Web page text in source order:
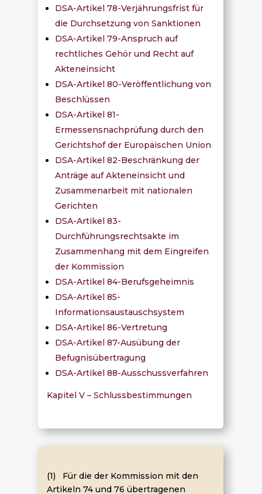
DSA-Artikel 78-Verjährungsfrist für
die Durchsetzung von Sanktionen
DSA-Artikel 79-Anspruch auf
rechtliches Gehör und Recht auf
Akteneinsicht
DSA-Artikel 80-Veröffentlichung von
Beschlüssen
DSA-Artikel 81-
Ermessensnachprüfung durch den
Gerichtshof der Europäischen Union
DSA-Artikel 82-Beschränkung der
Anträge auf Akteneinsicht und
Zusammenarbeit mit nationalen
Gerichten
DSA-Artikel 83-
Durchführungsrechtsakte im
Zusammenhang mit dem Eingreifen
der Kommission
DSA-Artikel 84-Berufsgeheimnis
DSA-Artikel 85-
Informationsaustauschsystem
DSA-Artikel 86-Vertretung
DSA-Artikel 87-Ausübung der
Befugnisübertragung
DSA-Artikel 88-Ausschussverfahren
Kapitel V – Schlussbestimmungen
(1) Für die der Kommission mit den
Artikeln 74 und 76 übertragenen